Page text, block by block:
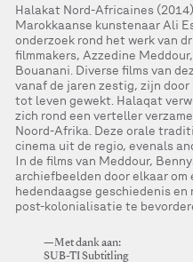
Halakat Nord-Africaines
Marokkaanse kunstenaar Ali
onderzoek rond het werk van
filmmakers, Azzedine
Bouanani. Diverse films van
vanaf de jaren zestig, zijn
tot leven gewekt. Halaqat
zich rond een verteller
Noord-Afrika. Deze orale
cinema uit de regio, evenals
In de films van Meddour,
archiefbeelden door elkaar om
hedendaagse geschiedenis
post-kolonialisatie te
—Met dank aan:
SUB-TI Subtitling